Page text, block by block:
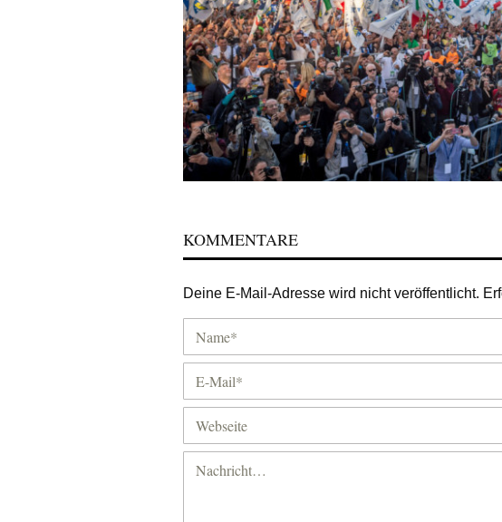
KOMMENTARE
Deine E-Mail-Adresse wird nicht veröffentlicht.